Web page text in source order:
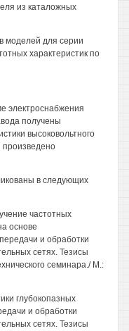
из каталожных
моделей для серии
характеристик по
электроснабжения
получены
высоковольтного
произведено
в следующих
частотных
основе
и обработки
сетях. Тезисы
семинара./ М.:
глубокопазных
и обработки
сетях. Тезисы